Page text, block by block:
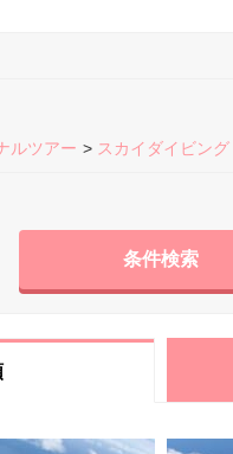
ルツアー スカイダイビング
条件検索